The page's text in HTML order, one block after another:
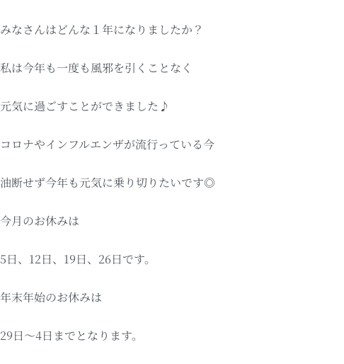
みなさんはどんな１年になりましたか？
私は今年も一度も風邪を引くことなく
元気に過ごすことができました♪
コロナやインフルエンザが流行っている今
油断せず今年も元気に乗り切りたいです◎
今月のお休みは
5日、12日、19日、26日です。
年末年始のお休みは
29日〜4日までとなります。